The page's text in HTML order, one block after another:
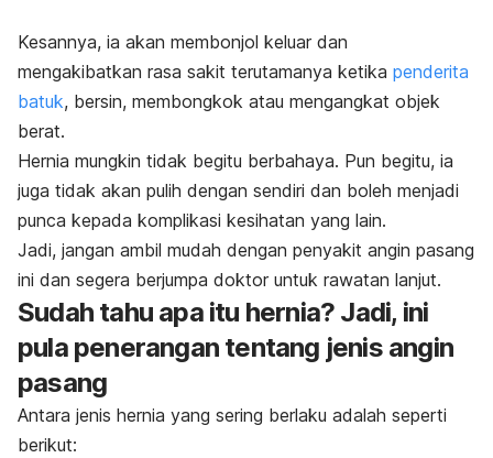
Kesannya, ia akan membonjol keluar dan
mengakibatkan rasa sakit terutamanya ketika penderita
batuk, bersin, membongkok atau mengangkat objek
berat.
Hernia mungkin tidak begitu berbahaya. Pun begitu, ia
juga tidak akan pulih dengan sendiri dan boleh menjadi
punca kepada komplikasi kesihatan yang lain.
Jadi, jangan ambil mudah dengan penyakit angin pasang
ini dan segera berjumpa doktor untuk rawatan lanjut.
Sudah tahu apa itu hernia? Jadi, ini
pula penerangan tentang jenis angin
pasang
Antara jenis hernia yang sering berlaku adalah seperti
berikut: